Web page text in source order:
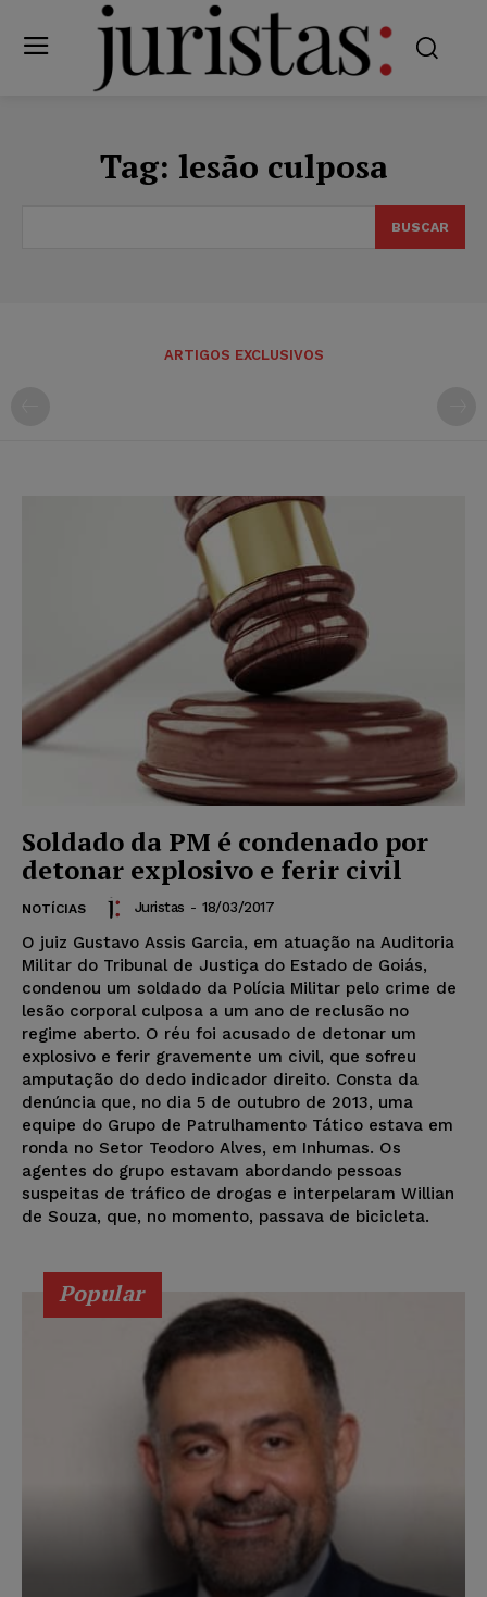
Tag: lesão culposa
BUSCAR
ARTIGOS EXCLUSIVOS
Soldado da PM é condenado por
detonar explosivo e ferir civil
NOTÍCIAS Juristas - 18/03/2017
O juiz Gustavo Assis Garcia, em atuação na Auditoria
Militar do Tribunal de Justiça do Estado de Goiás,
condenou um soldado da Polícia Militar pelo crime de
lesão corporal culposa a um ano de reclusão no
regime aberto. O réu foi acusado de detonar um
explosivo e ferir gravemente um civil, que sofreu
amputação do dedo indicador direito. Consta da
denúncia que, no dia 5 de outubro de 2013, uma
equipe do Grupo de Patrulhamento Tático estava em
ronda no Setor Teodoro Alves, em Inhumas. Os
agentes do grupo estavam abordando pessoas
suspeitas de tráfico de drogas e interpelaram Willian
de Souza, que, no momento, passava de bicicleta.
Popular